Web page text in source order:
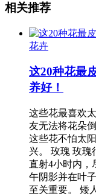
相关推荐
花卉
这20种花最
养好！
这些花最喜欢
友无法将花朵
这些花不怕太
兴。 玫瑰 玫瑰
直射4小时内，
午阴影并在叶
至关重要。 矮